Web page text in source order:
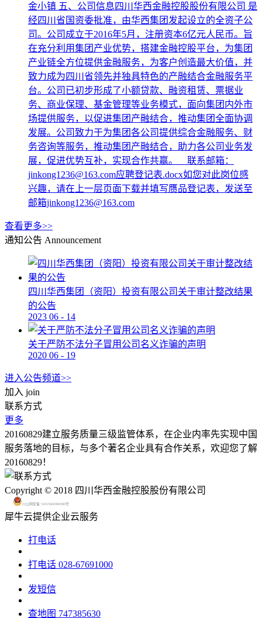
金小镇 五、公司信息四川华西金融控股股份有限公司 是
经四川省国资委批准，由华西集团发起设立的全资子公
司。公司成立于2016年5月，注册资本6亿元人民币。旨
在充分利用集团产业优势，搭建金融控股平台，为集团
产业链全方位提供金融服务，为客户创造最大价值，并
致力成为四川省领先并独具特色的产融结合金融服务平
台。公司已初步形成了小额贷款、融资租赁、票据业
务、商业保理、基金管理等业务模式，面向集团内外市
场提供服务，以促进集团产融结合，推动集团全面协调
发展。公司致力于为集团各公司提供综合金融服务、财
务咨询等服务，推动集团产融结合，助力各公司业务发
展，促进优势互补，实现合作共赢。 联系邮箱：
jinkong1236@163.com应聘登记表.docx如您对此岗位感
兴趣，请在上一层页面下载并填写赝品登记表，发送至
邮箱jinkong1236@163.com
查看更多>>
通知公告 Announcement
四川华西集团（资阳）投资有限公司关于审计整改结果
的公告
2023 06 - 14
关于严防不法分子冒用公司名义诈骗的声明
2020 06 - 19
进入公告频道>>
加入 join
联系方式
更多
20160829建立服务质量三级监管体系，在企业内率先实现中国
服务落地的目标，与多个著名企业具有合作关系，欢迎您了解
20160829！
Copyright © 2018 四川华西金融控股股份有限公司
川公网安备 51015602000580号
犀牛云提供企业云服务
打电话
打电话 028-67691000
发短信
查地图 747385630